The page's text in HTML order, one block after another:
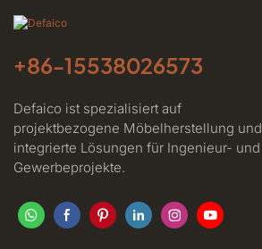
+86-15538026573
Defaico ist spezialisiert auf
projektbezogene Möbelherstellung und
integrierte Lösungen für Ingenieur- und
Gewerbeprojekte.